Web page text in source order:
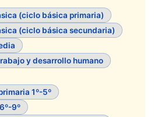
(ciclo básica primaria)
(ciclo básica secundaria)
y desarrollo humano
1º-5º
9º